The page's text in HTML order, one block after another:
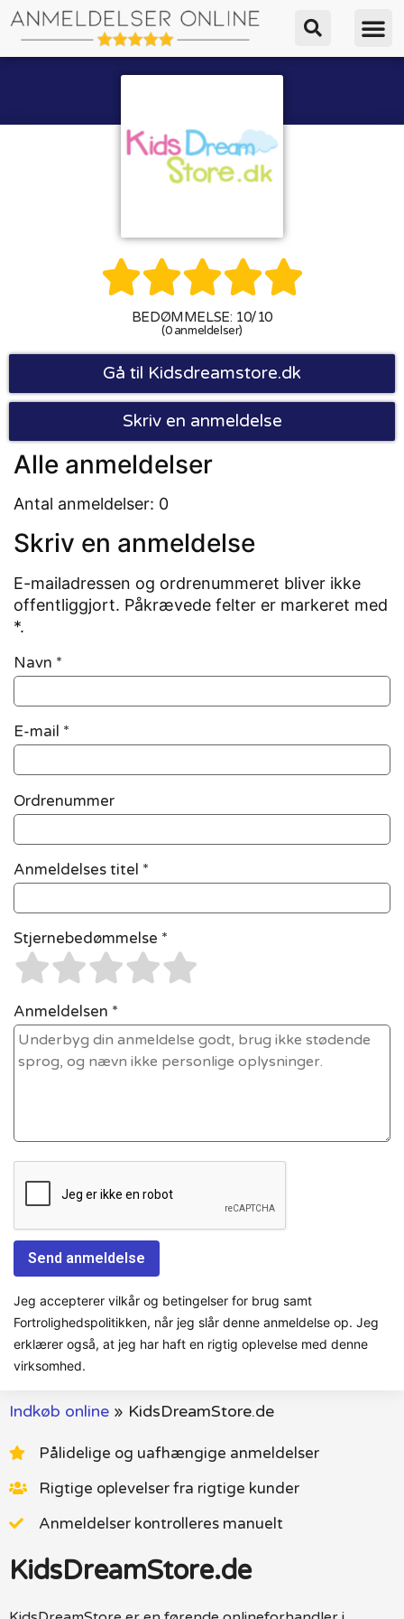

BEDØMMELSE: 10/10
(0 anmeldelser)
Gå til Kidsdreamstore.dk
Skriv en anmeldelse
Alle anmeldelser
Antal anmeldelser: 0
Skriv en anmeldelse
E-mailadressen og ordrenummeret bliver ikke
offentliggjort. Påkrævede felter er markeret med
*.
Navn *
E-mail *
Ordrenummer
Anmeldelses titel *
Stjernebedømmelse *
Anmeldelsen *
Jeg accepterer vilkår og betingelser for brug samt
Fortrolighedspolitikken, når jeg slår denne anmeldelse op. Jeg
erklærer også, at jeg har haft en rigtig oplevelse med denne
virksomhed.
Indkøb online » KidsDreamStore.de
Pålidelige og uafhængige anmeldelser
Rigtige oplevelser fra rigtige kunder
Anmeldelser kontrolleres manuelt
KidsDreamStore.de